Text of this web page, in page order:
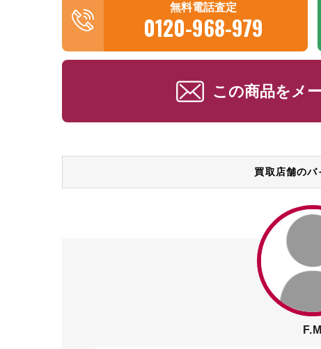
無料電話査定
0120-968-979
この商品をメ
買取店舗のバ